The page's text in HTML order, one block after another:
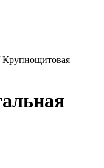
Крупнощитовая